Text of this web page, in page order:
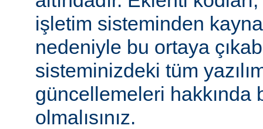
işletim sisteminden
nedeniyle bu ortaya
sisteminizdeki tüm
güncellemeleri hakkında
olmalısınız.